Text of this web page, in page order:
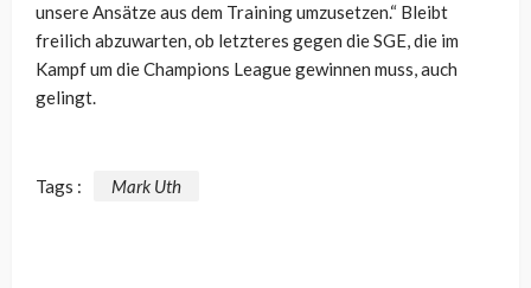
unsere Ansätze aus dem Training umzusetzen.“ Bleibt
freilich abzuwarten, ob letzteres gegen die SGE, die im
Kampf um die Champions League gewinnen muss, auch
gelingt.
Tags : Mark Uth